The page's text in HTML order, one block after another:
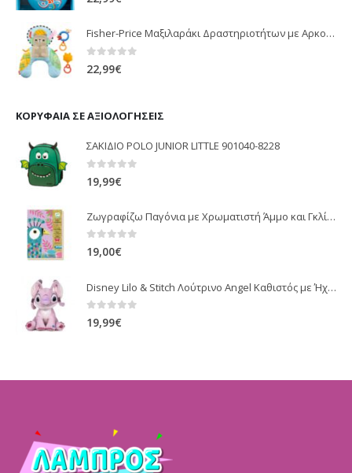
Fisher-Price Μαξιλαράκι Δραστηριοτήτων με Αρκουδάκι (JHB44)
22,99€
ΚΟΡΥΦΑΊΑ ΣΕ ΑΞΙΟΛΟΓΉΣΕΙΣ
ΣΑΚΙΔΙΟ POLO JUNIOR LITTLE 901040-8228
19,99€
Ζωγραφίζω Παγόνια με Χρωματιστή Άμμο και Γκλίτερ
0 out of 5
19,00€
Disney Lilo & Stitch Λούτρινο Angel Καθιστός με Ήχο 30εκ. (PBP19992)
0 out of 5
19,99€